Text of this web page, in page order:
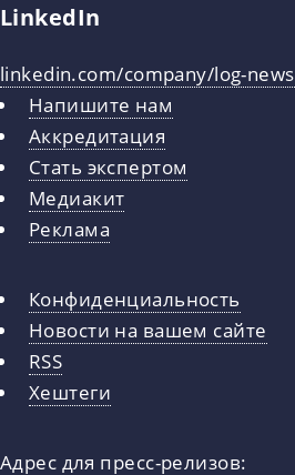
LinkedIn
linkedin.com/company/log-news
Напишите нам
Аккредитация
Стать экспертом
Медиакит
Реклама
Конфиденциальность
Новости на вашем сайте
RSS
Хештеги
Адрес для пресс-релизов: